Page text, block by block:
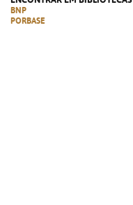
BNP
PORBASE